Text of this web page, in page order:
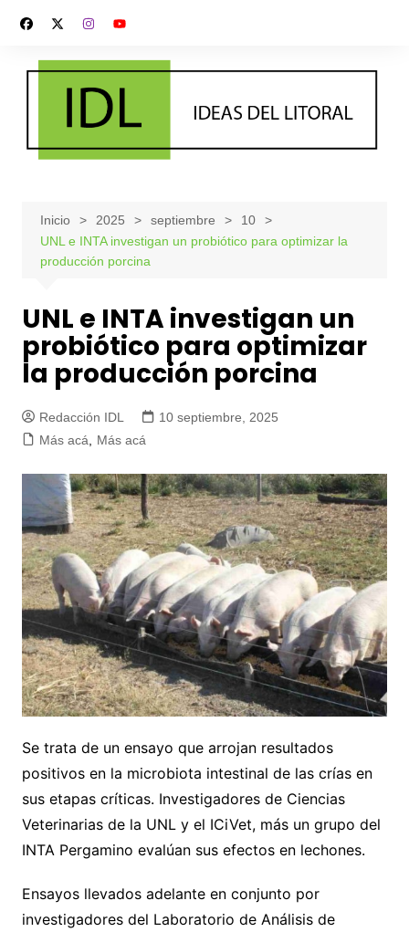
contenido
Inicio 2025 septiembre
10
UNL e INTA investigan un probiótico para optimizar la
producción porcina
UNL e INTA investigan un
probiótico para optimizar
la producción porcina
Redacción IDL
10 septiembre, 2025
Más acá, Más acá
Se trata de un ensayo que arrojan resultados
positivos en la microbiota intestinal de las crías en
sus etapas críticas. Investigadores de Ciencias
Veterinarias de la UNL y el ICiVet, más un grupo del
INTA Pergamino evalúan sus efectos en lechones.
Ensayos llevados adelante en conjunto por
investigadores del Laboratorio de Análisis de